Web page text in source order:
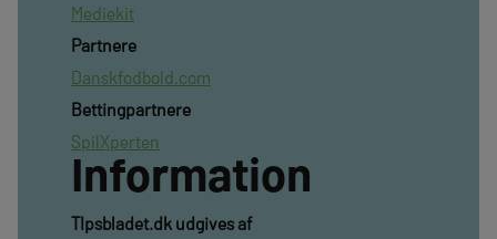
Mediekit
Partnere
Danskfodbold.com
Bettingpartnere
SpilXperten
Information
TIpsbladet.dk udgives af